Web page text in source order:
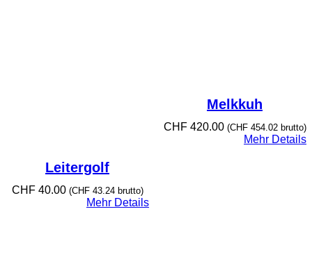
Leitergolf
CHF40.00 (CHF43.24brutto)
Mehr Details
Melkkuh
CHF420.00 (CHF454.02brutto)
Mehr Details